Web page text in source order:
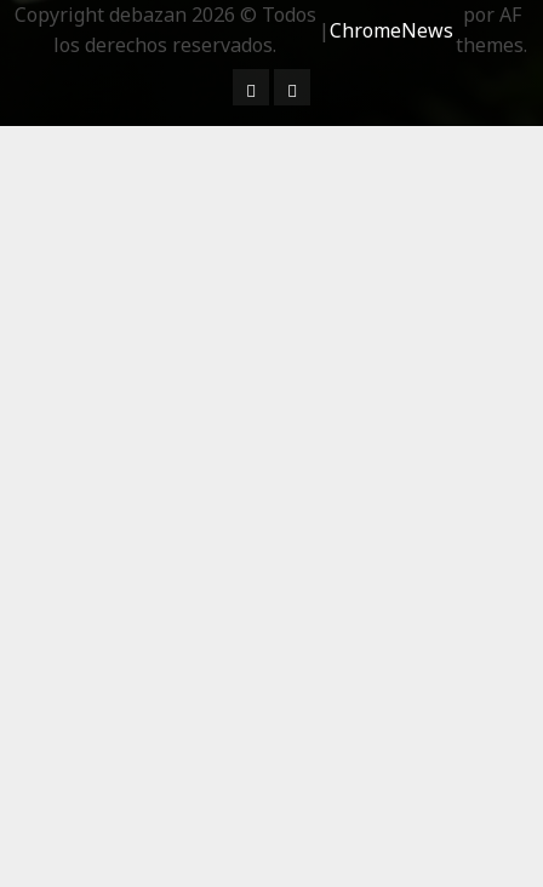
Copyright debazan 2026 © Todos
los derechos reservados.
|ChromeNews
por AF
themes.
¿ Quién soy…?
Más información sobre las